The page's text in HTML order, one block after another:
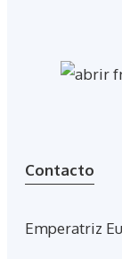
Contacto
Emperatriz